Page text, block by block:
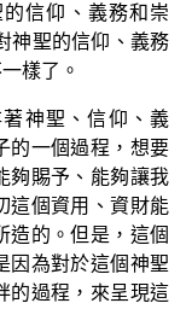
信仰、義務和崇
神聖的信仰、義務
樣了。
神聖、信仰、義
的一個過程，想要
夠賜予、能夠讓我
這個資用、資財能
造的。但是，這個
因為對於這個神聖
的過程，來呈現這